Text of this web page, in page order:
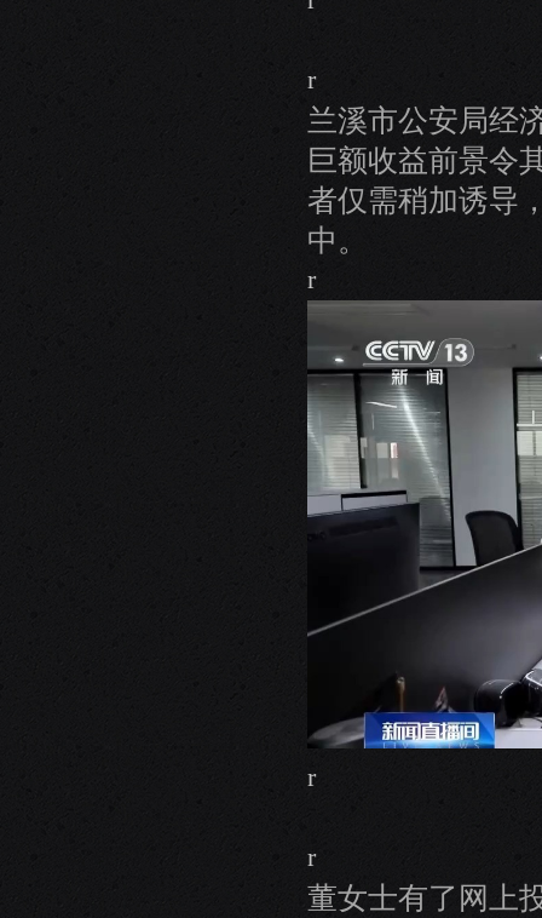
r
兰溪市公安局经
巨额收益前景令
者仅需稍加诱导
中。
r
r
r
董女士有了网上